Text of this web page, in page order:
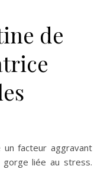
de
facteur aggravant
liée au stress.